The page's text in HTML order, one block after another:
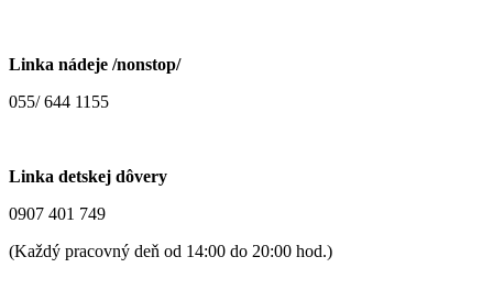
Linka nádeje /nonstop/
055/ 644 1155
Linka detskej dôvery
0907 401 749
(Každý pracovný deň od 14:00 do 20:00 hod.)